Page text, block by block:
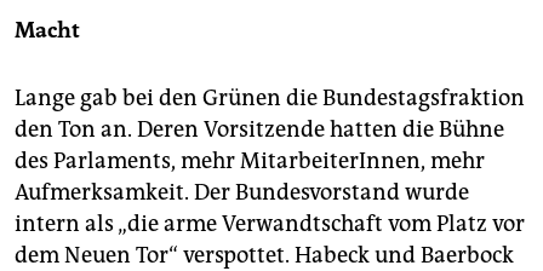
Macht
Lange gab bei den Grünen die Bundestagsfraktion
den Ton an. Deren Vorsitzende hatten die Bühne
des Parlaments, mehr MitarbeiterInnen, mehr
Aufmerksamkeit. Der Bundesvorstand wurde
intern als „die arme Verwandtschaft vom Platz vor
dem Neuen Tor“ verspottet. Habeck und Baerbock